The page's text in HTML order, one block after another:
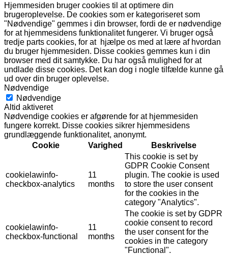
Hjemmesiden bruger cookies til at optimere din
brugeroplevelse. De cookies som er kategoriseret som
"Nødvendige" gemmes i din browser, fordi de er nødvendige
for at hjemmesidens funktionalitet fungerer. Vi bruger også
tredje parts cookies, for at hjælpe os med at lære af hvordan
du bruger hjemmesiden. Disse cookies gemmes kun i din
browser med dit samtykke. Du har også mulighed for at
undlade disse cookies. Det kan dog i nogle tilfælde kunne gå
ud over din bruger oplevelse.
Nødvendige
Nødvendige
Altid aktiveret
Nødvendige cookies er afgørende for at hjemmesiden
fungere korrekt. Disse cookies sikrer hjemmesidens
grundlæggende funktionalitet, anonymt.
Cookie
Varighed Beskrivelse
cookielawinfo-
checkbox-analytics
11
months
This cookie is set by
GDPR Cookie Consent
plugin. The cookie is used
to store the user consent
for the cookies in the
category "Analytics".
cookielawinfo-
checkbox-functional
11
months
The cookie is set by GDPR
cookie consent to record
the user consent for the
cookies in the category
"Functional".